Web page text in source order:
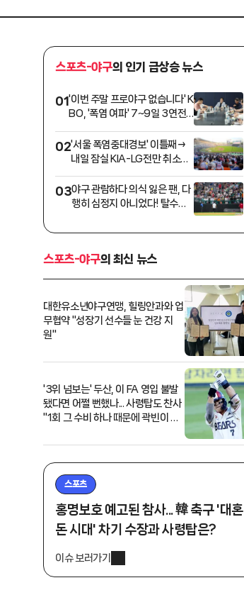
스포츠-야구의 인기 급상승 뉴스
01'이번 주말 프로야구 없습니다' K
BO, '폭염 여파' 7~9일 3연전
시
02'서울 폭염중대경보' 이틀째→
내일 잠실 KIA-LG전만 취소되
구장은 가능
03야구 관람하다 의식 잃은 팬, 다
행히 심정지 아니었다! 탈수로
원"
스포츠-야구의 최신 뉴스
대한유소년야구연맹, 힐링안과와 업
무협약 "성장기 선수들 눈 건강 지
원"
'3위 넘보는' 두산, 이 FA 영입 불발
됐다면 어쩔 뻔했나... 사령탑도 찬사
"1회 그 수비 하나 때문에 곽빈이 6
스포츠
홍명보호 예고된 참사... 韓 축구 '대혼
돈 시대' 차기 수장과 사령탑은?
이슈 보러가기